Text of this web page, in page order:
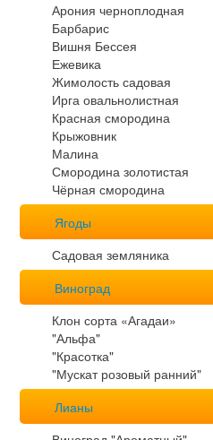
Арония черноплодная
Барбарис
Вишня Бессея
Ежевика
Жимолость садовая
Ирга овальнолистная
Красная смородина
Крыжовник
Малина
Смородина золотистая
Чёрная смородина
Ягоды
Садовая земляника
Виноград
Клон сорта «Агадаи»
"Альфа"
"Красотка"
"Мускат розовый ранний"
Лианы